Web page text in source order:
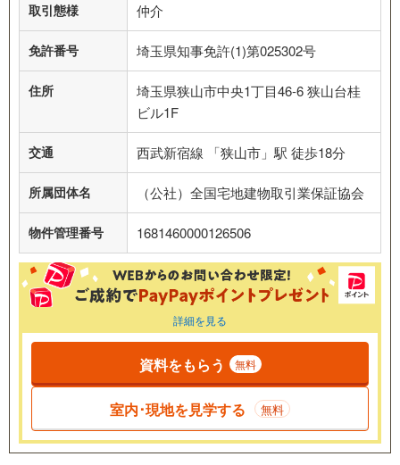
取引態様 仲介
免許番号 埼玉県知事免許(1)第025302号
住所
埼玉県狭山市中央1丁目46-6 狭山台桂
ビル1F
交通 西武新宿線 「狭山市」駅 徒歩18分
所属団体名 （公社）全国宅地建物取引業保証協会
物件管理番号 1681460000126506
詳細を見る
資料をもらう 無料
室内･現地を見学する 無料